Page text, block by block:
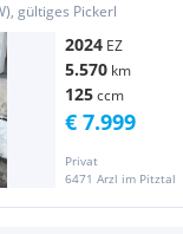
gültiges Pickerl
2024 EZ
5.570 km
125ccm
Privat
6471 Arzl im Pitztal
€ 7.999